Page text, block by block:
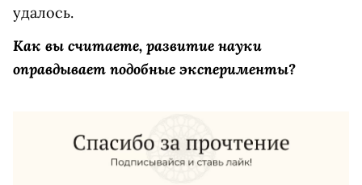
удалось.
Как вы считаете, развитие науки
оправдывает подобные эксперименты?